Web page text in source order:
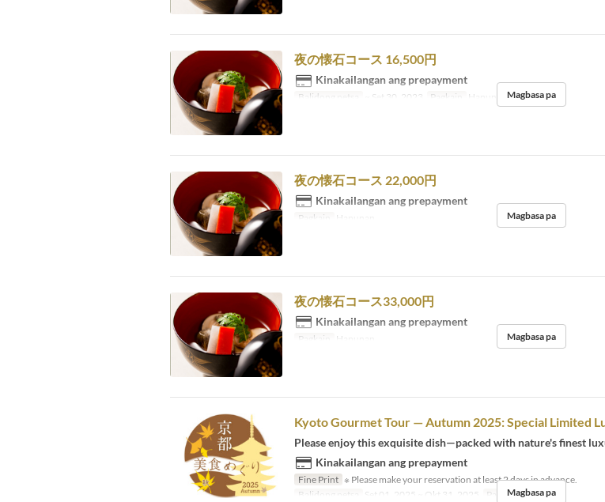
夜の懐石コース 16,500円
Kinakailangan ang prepayment
Balidong petsa ~ Set 30, 2023 Pagkain HapunanMagbasa pa
夜の懐石コース 22,000円
Kinakailangan ang prepayment
Pagkain Hapunan Magbasa pa
夜の懐石コース33,000円
Kinakailangan ang prepayment
Pagkain Hapunan Magbasa pa
Kyoto Gourmet Tour — Autumn 2025: Special Limited
Please enjoy this exquisite dish—packed with nature's finest
Kinakailangan ang prepayment
Fine Print ※ Please make your reservation at least 2 days in advance.
Balidong petsa
Set 01, 2025 ~ Okt 31, 2025 Pagkain Hapunan
Magbasa pa